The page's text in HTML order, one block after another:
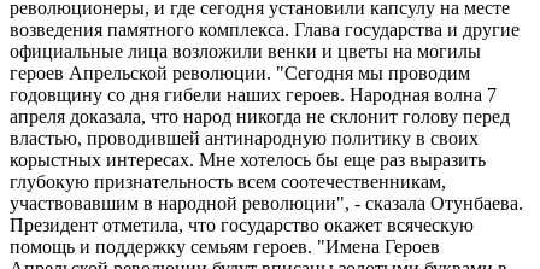
революционеры, и где сегодня установили капсулу на месте
возведения памятного комплекса. Глава государства и другие
официальные лица возложили венки и цветы на могилы
героев Апрельской революции. "Сегодня мы проводим
годовщину со дня гибели наших героев. Народная волна 7
апреля доказала, что народ никогда не склонит голову перед
властью, проводившей антинародную политику в своих
корыстных интересах. Мне хотелось бы еще раз выразить
глубокую признательность всем соотечественникам,
участвовавшим в народной революции", - сказала Отунбаева.
Президент отметила, что государство окажет всяческую
помощь и поддержку семьям героев. "Имена Героев